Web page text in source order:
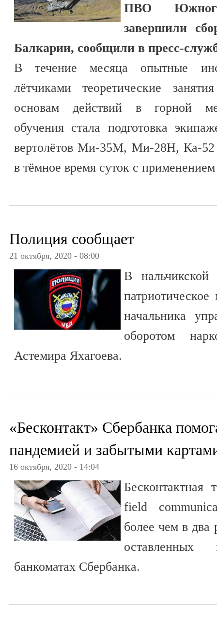
ПВО
завершили
Балкарии, сообщили в пресс-
В течение месяца опытные
лётчиками теоретические
основам действий в горной
обучения стала подготовка
вертолётов Ми-35М, Ми-28Н, Ка-
в тёмное время суток с
Полиция сообщает
21 октября, 2020 - 08:00
В
начальника
оборотом
Астемира Яхагоева.
«Бесконтакт» Сбербанка
пандемией и забытыми
16 октября, 2020 - 14:04
field
более чем в два
банкоматах Сбербанка.